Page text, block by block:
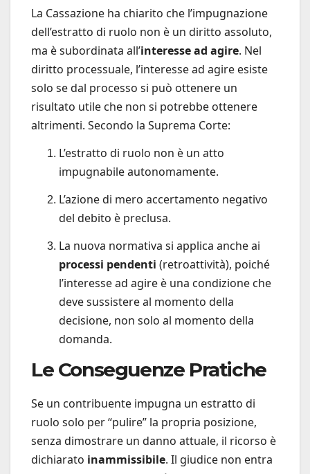
La Cassazione ha chiarito che l’impugnazione
dell’estratto di ruolo non è un diritto assoluto,
ma è subordinata all’interesse ad agire. Nel
diritto processuale, l’interesse ad agire esiste
solo se dal processo si può ottenere un
risultato utile che non si potrebbe ottenere
altrimenti. Secondo la Suprema Corte:
L’estratto di ruolo non è un atto
impugnabile autonomamente.
L’azione di mero accertamento negativo
del debito è preclusa.
La nuova normativa si applica anche ai
processi pendenti (retroattività), poiché
l’interesse ad agire è una condizione che
deve sussistere al momento della
decisione, non solo al momento della
domanda.
Le Conseguenze Pratiche
Se un contribuente impugna un estratto di
ruolo solo per “pulire” la propria posizione,
senza dimostrare un danno attuale, il ricorso è
dichiarato inammissibile. Il giudice non entra